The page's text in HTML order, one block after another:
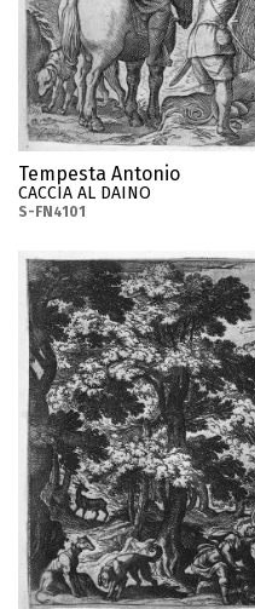
Tempesta Antonio
CACCIA AL DAINO
S-FN4101